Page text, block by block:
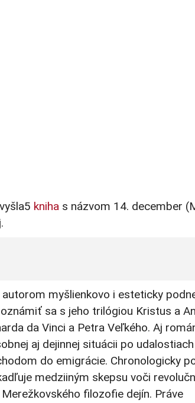
kniha s názvom 14. december
myšlienkovo i esteticky
sa s jeho trilógiou Kristus a
da Vinci a Petra Veľkého. Aj
aj dejinnej situácii po
do emigrácie. Chronologicky
medziiným skepsu voči
Merežkovského filozofie dejín. Práve